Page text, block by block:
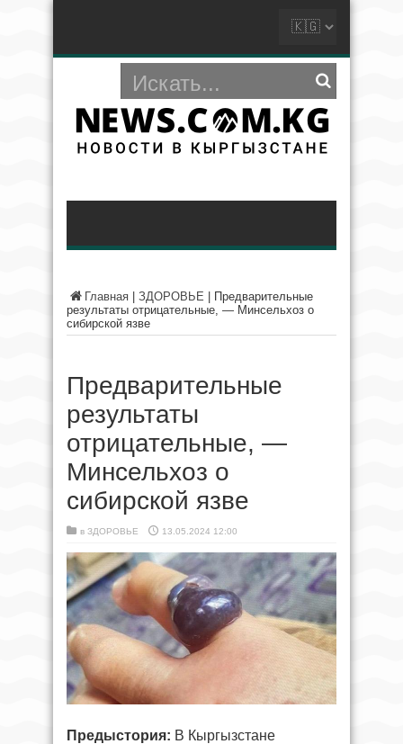
Главная ЗДОРОВЬЕ
Предварительные
результаты отрицательные, — Минсельхоз о
сибирской язве
Предварительные
результаты
отрицательные, —
Минсельхоз о
сибирской язве
в ЗДОРОВЬЕ 13.05.2024 12:00
Предыстория: В Кыргызстане